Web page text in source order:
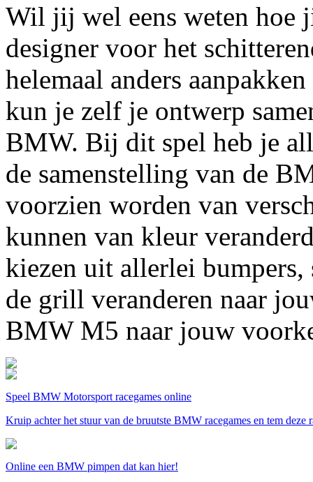
Wil jij wel eens weten hoe
designer voor het
helemaal anders
kun je zelf je ontwerp
BMW. Bij dit spel heb je
de samenstelling van de
voorzien worden van
kunnen van kleur
kiezen uit allerlei
de grill veranderen naar
BMW M5 naar jouw
Speel BMW Motorsport racegames online
Kruip achter het stuur van de bruutste BMW racegames en tem deze
Online een BMW pimpen dat kan hier!